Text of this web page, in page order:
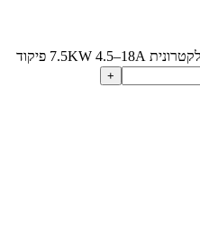
כמות של TeSysU יחידת הגנה אלקטרונית 7.5KW 4.5–18A פיקוד